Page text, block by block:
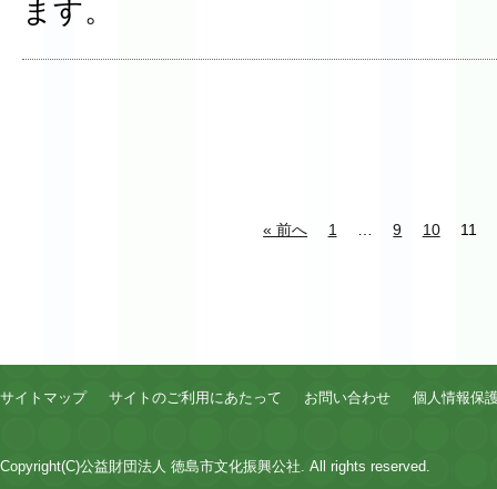
ます。
« 前へ 1 9 10 11
サイトマップ サイトのご利用にあたって お問い合わせ 個人情報保
Copyright(C)公益財団法人 徳島市文化振興公社. All rights reserved.